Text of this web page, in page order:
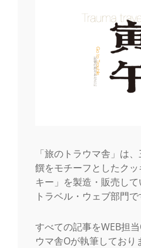
「旅のトラウマ舎」は
饌をモチーフとしたク
キー」を製造・販売し
トラベル・ウェブ部門で
すべての記事をWEB担
ウマ舎Oが執筆しており